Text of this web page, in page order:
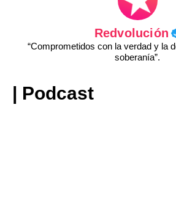
Redvolución
“Comprometidos con la verdad y la
soberanía”.
| Podcast